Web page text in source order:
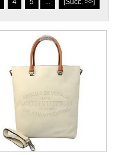
4 5 ... [Succ. >>]